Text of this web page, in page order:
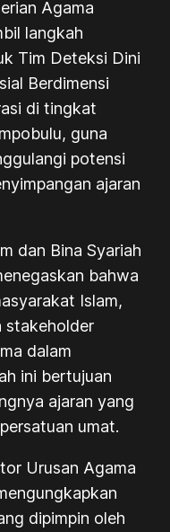
Agama
langkah
Tim Deteksi Dini
Berdimensi
di tingkat
guna
potensi
ajaran
dan Bina Syariah
bahwa
Islam,
stakeholder
dalam
ini bertujuan
ajaran yang
umat.
Urusan Agama
dipimpin oleh